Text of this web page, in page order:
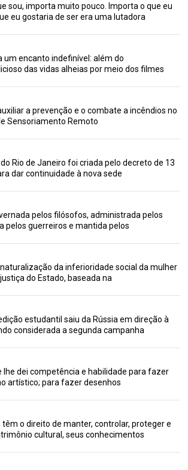
sou, importa muito pouco. Importa o que eu
eu gostaria de ser era uma lutadora
um encanto indefinível: além do
das vidas alheias por meio dos filmes
a prevenção e o combate a incêndios no
Sensoriamento Remoto
Rio de Janeiro foi criada pelo decreto de 13
dar continuidade à nova sede
pelos filósofos, administrada pelos
pelos guerreiros e mantida pelos
da inferioridade social da mulher
do Estado, baseada na
estudantil saiu da Rússia em direção à
considerada a segunda campanha
lhe dei competência e habilidade para fazer
artístico; para fazer desenhos
têm o direito de manter, controlar, proteger e
cultural, seus conhecimentos